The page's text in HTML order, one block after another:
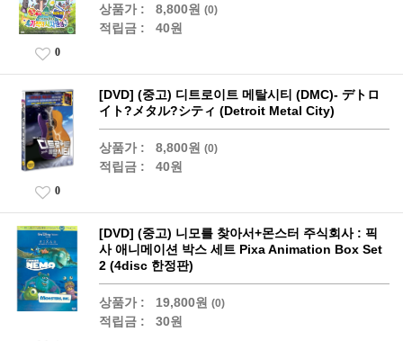
상품가 : 8,800원 (0)
적립금 : 40원
0
[DVD] (중고) 디트로이트 메탈시티 (DMC)- デトロ
イト?メタル?シティ (Detroit Metal City)
상품가 : 8,800원 (0)
적립금 : 40원
0
[DVD] (중고) 니모를 찾아서+몬스터 주식회사 : 픽
사 애니메이션 박스 세트 Pixa Animation Box Set
2 (4disc 한정판)
상품가 : 19,800원 (0)
적립금 : 30원